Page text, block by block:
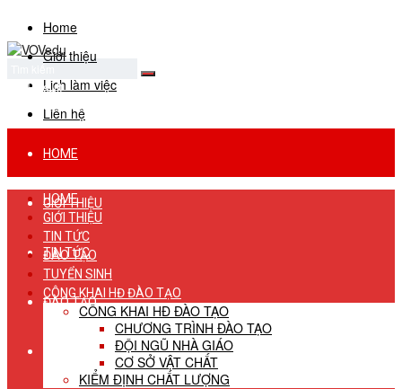
Home
Giới thiệu
Lịch làm việc
Liên hệ
No Result
View All Result
HOME
GIỚI THIỆU
TIN TỨC
ĐÀO TẠO
TUYỂN SINH
HOME
GIỚI THIỆU
TIN TỨC
ĐÀO TẠO
TUYỂN SINH
CÔNG KHAI HĐ ĐÀO TẠO
CÔNG KHAI HĐ ĐÀO TẠO
CHƯƠNG TRÌNH ĐÀO TẠO
ĐỘI NGŨ NHÀ GIÁO
CƠ SỞ VẬT CHẤT
KIỂM ĐỊNH CHẤT LƯỢNG